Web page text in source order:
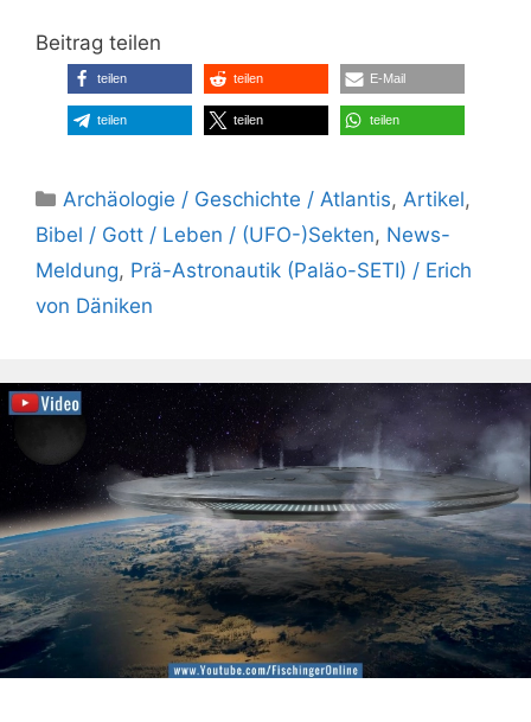
Beitrag teilen
teilen teilen E-Mail
teilen teilen teilen
Kategorien
Archäologie / Geschichte / Atlantis, Artikel,
Bibel / Gott / Leben / (UFO-)Sekten, News-
Meldung, Prä-Astronautik (Paläo-SETI) / Erich
von Däniken